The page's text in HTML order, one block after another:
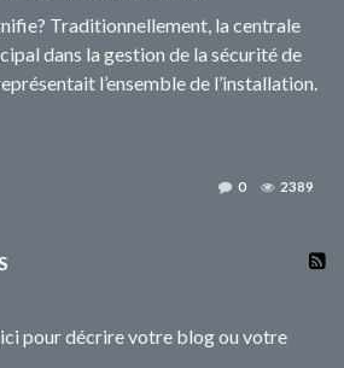
Traditionnellement, la centrale
dans la gestion de la sécurité de
l’ensemble de l’installation.
0 2389
pour décrire votre blog ou votre